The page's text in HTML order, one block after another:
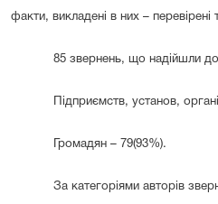
факти, викладені в них – перевірені
85 звернень, що надійшли до
Підприємств, установ,
Громадян – 79(93%).
За категоріями авторів